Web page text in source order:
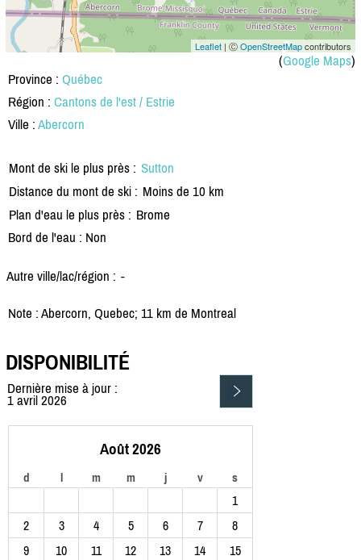
Leaflet | ⒸOpenStreetMapcontributors
(Google Maps)
Province : Québec
Région : Cantons de l'est / Estrie
Ville : Abercorn
Mont de ski le plus près : Sutton
Distance du mont de ski : Moins de 10 km
Plan d'eau le plus près : Brome
Bord de l'eau : Non
Autre ville/lac/région : -
Note : Abercorn, Quebec; 11 km de Montreal
DISPONIBILITÉ
Dernière mise à jour :
1 avril 2026
Août 2026
d l m m j v s
1
2
3 4 5 6 7
8
9
10 11 12 13 14
15